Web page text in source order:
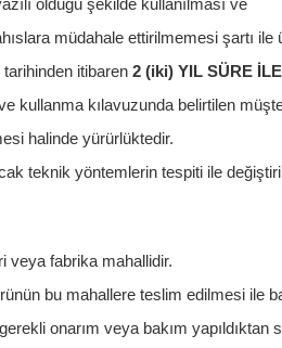
olduğu şekilde kullanılması ve
müdahale ettirilmemesi şartı ile
tarihinden itibaren2 (iki) YIL SÜRE
kullanma kılavuzunda belirtilen
halinde yürürlüktedir.
teknik yöntemlerin tespiti ile
veya fabrika mahallidir.
bu mahallere teslim edilmesi ile
onarım veya bakım yapıldıktan